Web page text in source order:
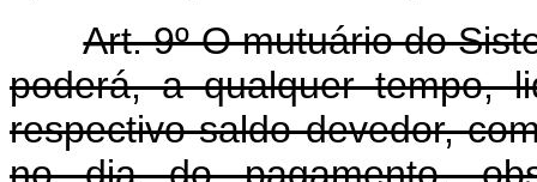
Art. 9º O mutuário do
poderá, a qualquer tempo,
respectivo saldo devedor,